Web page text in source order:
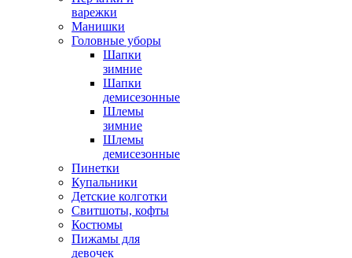
варежки
Манишки
Головные уборы
Шапки
зимние
Шапки
демисезонные
Шлемы
зимние
Шлемы
демисезонные
Пинетки
Купальники
Детские колготки
Свитшоты, кофты
Костюмы
Пижамы для
девочек